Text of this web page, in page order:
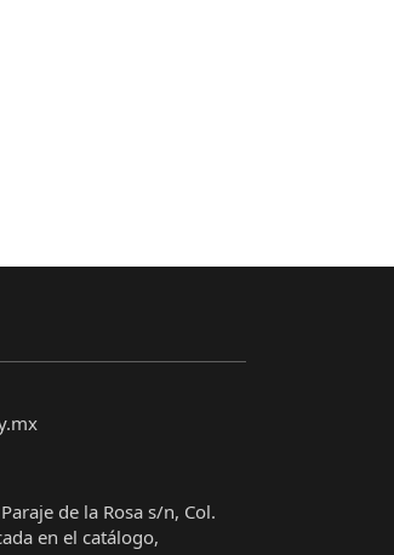
de la Rosa s/n, Col.
en el catálogo,